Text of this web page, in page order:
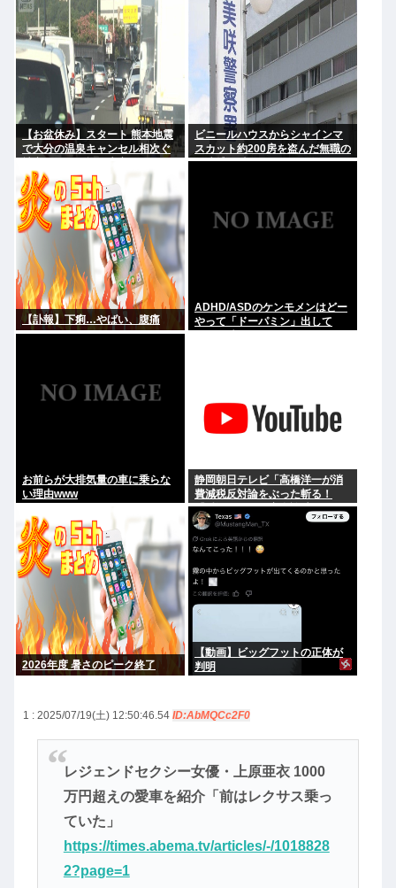
いい。どうか、白黒ハッキリさ
せないで
【お盆休み】スタート 熊本地震
で大分の温泉キャンセル相次ぐ
ビニールハウスからシャインマ
スカット約200房を盗んだ無職の
男逮捕 岡山
【訃報】下痢…やばい、腹痛
ADHD/ASDのケンモメンはどー
やって「ドーパミン」出して
お前らが大排気量の車に乗らな
い理由www
静岡朝日テレビ「高橋洋一が消
費減税反対論をぶった斬る！
『財源ない』を完全論破」
2026年度 暑さのピーク終了
【動画】ビッグフットの正体が
判明
1 : 2025/07/19(土) 12:50:46.54 ID:AbMQCc2F0
レジェンドセクシー女優・上原亜衣 1000
万円超えの愛車を紹介「前はレクサス乗っ
ていた」
https://times.abema.tv/articles/-/1018828
2?page=1